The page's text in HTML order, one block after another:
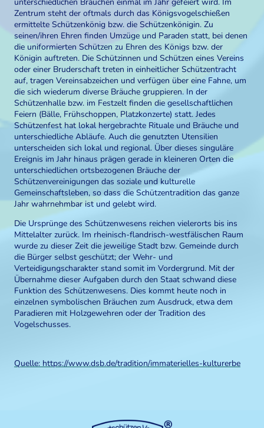
Zentrum steht der oftmals durch das Königsvogelschießen
ermittelte Schützenkönig bzw. die Schützenkönigin. Zu
seinen/ihren Ehren finden Umzüge und Paraden statt, bei denen
die uniformierten Schützen zu Ehren des Königs bzw. der
Königin auftreten. Die Schützinnen und Schützen eines Vereins
oder einer Bruderschaft treten in einheitlicher Schützentracht
auf, tragen Vereinsabzeichen und verfügen über eine Fahne, um
die sich wiederum diverse Bräuche gruppieren. In der
Schützenhalle bzw. im Festzelt finden die gesellschaftlichen
Feiern (Bälle, Frühschoppen, Platzkonzerte) statt. Jedes
Schützenfest hat lokal hergebrachte Rituale und Bräuche und
unterschiedliche Abläufe. Auch die genutzten Utensilien
unterscheiden sich lokal und regional. Über dieses singuläre
Ereignis im Jahr hinaus prägen gerade in kleineren Orten die
unterschiedlichen ortsbezogenen Bräuche der
Schützenvereinigungen das soziale und kulturelle
Gemeinschaftsleben, so dass die Schützentradition das ganze
Jahr wahrnehmbar ist und gelebt wird.
Die Ursprünge des Schützenwesens reichen vielerorts bis ins
Mittelalter zurück. Im rheinisch-flandrisch-westfälischen Raum
wurde zu dieser Zeit die jeweilige Stadt bzw. Gemeinde durch
die Bürger selbst geschützt; der Wehr- und
Verteidigungscharakter stand somit im Vordergrund. Mit der
Übernahme dieser Aufgaben durch den Staat schwand diese
Funktion des Schützenwesens. Dies kommt heute noch in
einzelnen symbolischen Bräuchen zum Ausdruck, etwa dem
Paradieren mit Holzgewehren oder der Tradition des
Vogelschusses.
Quelle: https://www.dsb.de/tradition/immaterielles-kulturerbe